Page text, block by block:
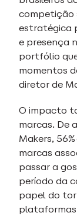
competição
estratégica
e presença
portfólio
momentos
diretor de
O impacto
marcas. De
Makers,
marcas
passar a
período da
papel do
plataformas